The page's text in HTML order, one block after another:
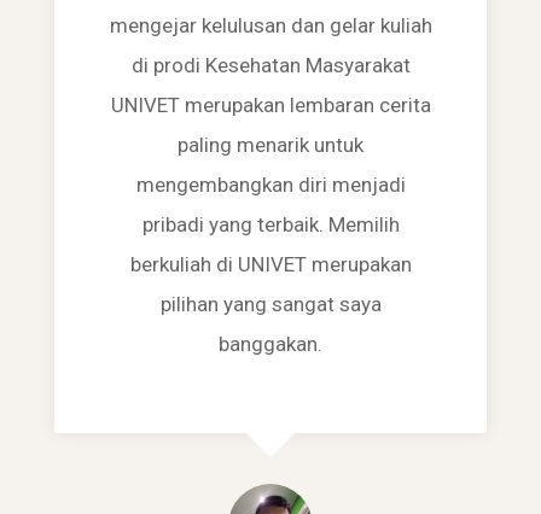
mengejar kelulusan dan gelar kuliah
di prodi Kesehatan Masyarakat
UNIVET merupakan lembaran cerita
paling menarik untuk
mengembangkan diri menjadi
pribadi yang terbaik. Memilih
berkuliah di UNIVET merupakan
pilihan yang sangat saya
banggakan.